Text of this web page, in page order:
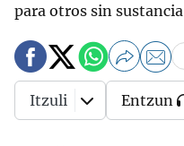
para otros sin sustancia
Itzuli Entzun